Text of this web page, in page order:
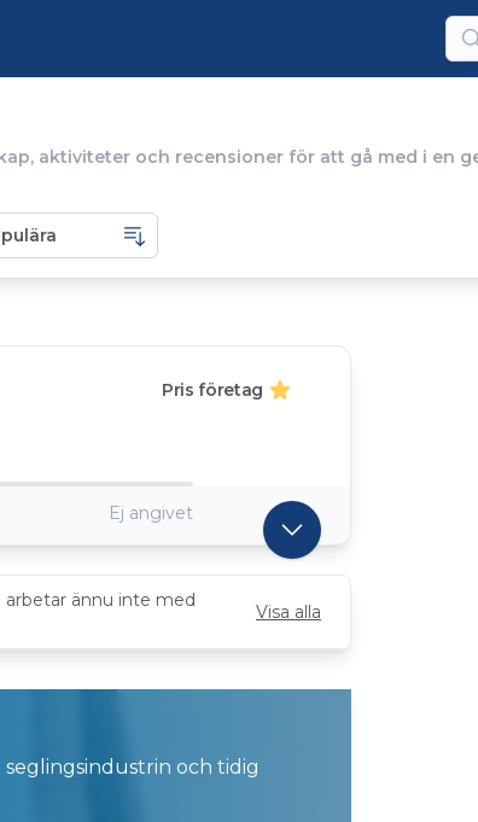
aktiviteter och recensioner för att gå med i en
Pris företag
Ej angivet
arbetar ännu inte med
Visa alla
och tidig